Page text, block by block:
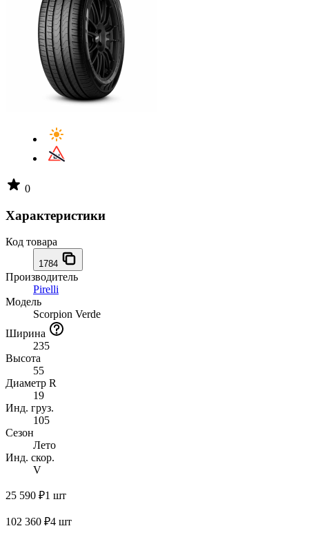
0
Характеристики
Код товара
1784
Производитель
Pirelli
Модель
Scorpion Verde
Ширина
235
Высота
55
Диаметр R
19
Инд. груз.
105
Сезон
Лето
Инд. скор.
V
25 590 ₽1 шт
102 360 ₽4 шт